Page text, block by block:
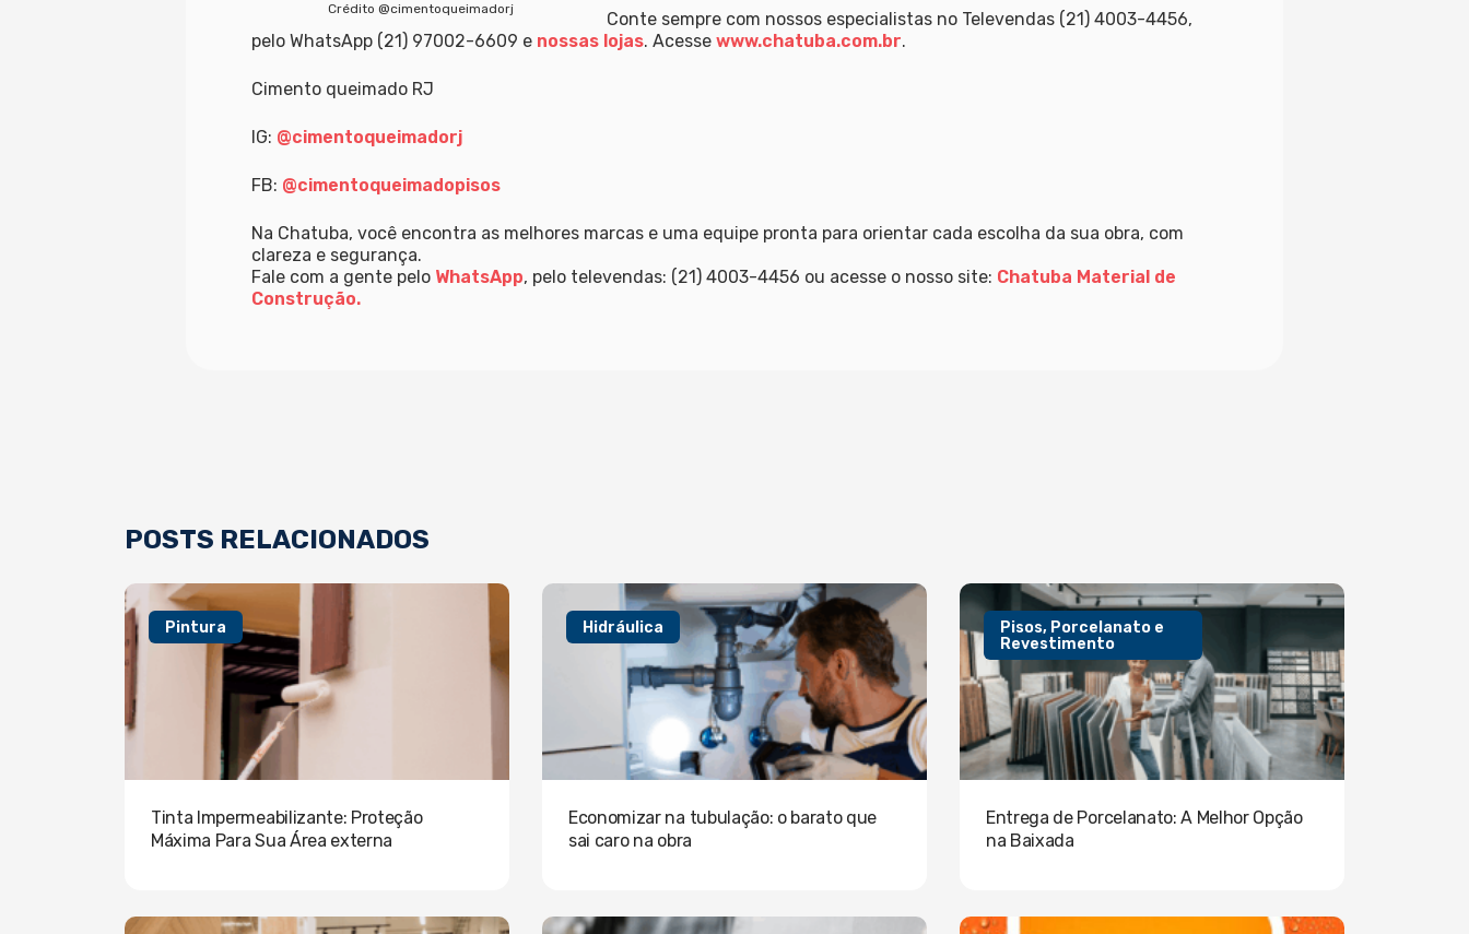
Crédito @cimentoqueimadorj Conte sempre com nossos especialistas no Televendas (21) 4003-4456,
pelo WhatsApp (21) 97002-6609 e nossas lojas. Acesse www.chatuba.com.br.
Cimento queimado RJ
IG: @cimentoqueimadorj
FB: @cimentoqueimadopisos
Na Chatuba, você encontra as melhores marcas e uma equipe pronta para orientar cada escolha da sua obra, com
clareza e segurança.
Fale com a gente pelo WhatsApp, pelo televendas: (21) 4003-4456 ou acesse o nosso site: Chatuba Material de
Construção.
POSTS RELACIONADOS
Pintura
Tinta Impermeabilizante: Proteção
Máxima Para Sua Área externa
Hidráulica
Economizar na tubulação: o barato que
sai caro na obra
Pisos, Porcelanato e
Revestimento
Entrega de Porcelanato: A Melhor Opção
na Baixada